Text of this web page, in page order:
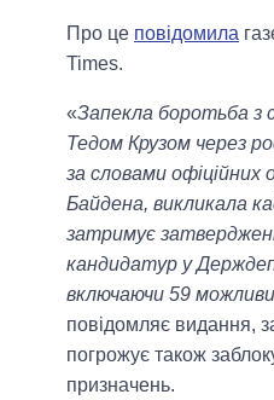
Про це повідомила
Times.
«Запекла боротьба з
Тедом Крузом через
за словами офіційних
Байдена, викликала
затримує
кандидатур у
включаючи 59
повідомляє видання,
погрожує також
призначень.